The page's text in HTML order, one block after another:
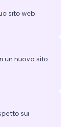
sito web.
un nuovo sito
sui